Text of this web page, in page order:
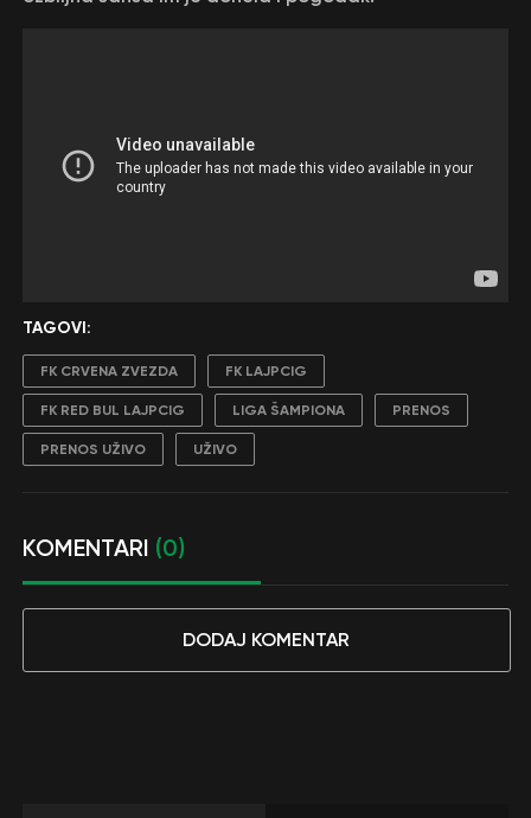
TAGOVI:
FK CRVENA ZVEZDA FK LAJPCIG
FK RED BUL LAJPCIG LIGA ŠAMPIONA PRENOS
PRENOS UŽIVO UŽIVO
KOMENTARI (0)
DODAJ KOMENTAR